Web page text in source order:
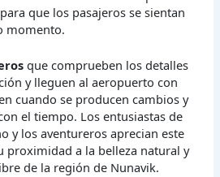
que los pasajeros se sientan
momento.
que comprueben los detalles
y lleguen al aeropuerto con
cuando se producen cambios y
el tiempo. Los entusiastas de
y los aventureros aprecian este
proximidad a la belleza natural y
de la región de Nunavik.